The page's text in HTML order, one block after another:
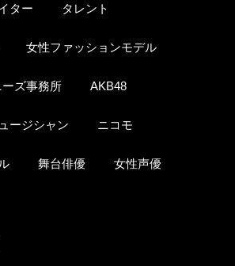
ター タレント
女性ファッションモデル
ーズ事務所 AKB48
ージシャン ニコモ
舞台俳優 女性声優